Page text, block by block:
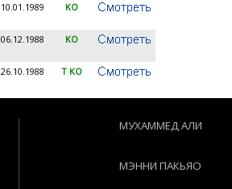
10.01.1989 KO
06.12.1988 KO
26.10.1988 T KO
МУХАММЕД АЛИ
МЭННИ ПАКЬЯО